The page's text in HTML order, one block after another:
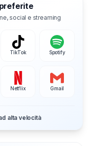
social e streaming
TikTok Spotify
Netflix Gmail
alta velocità